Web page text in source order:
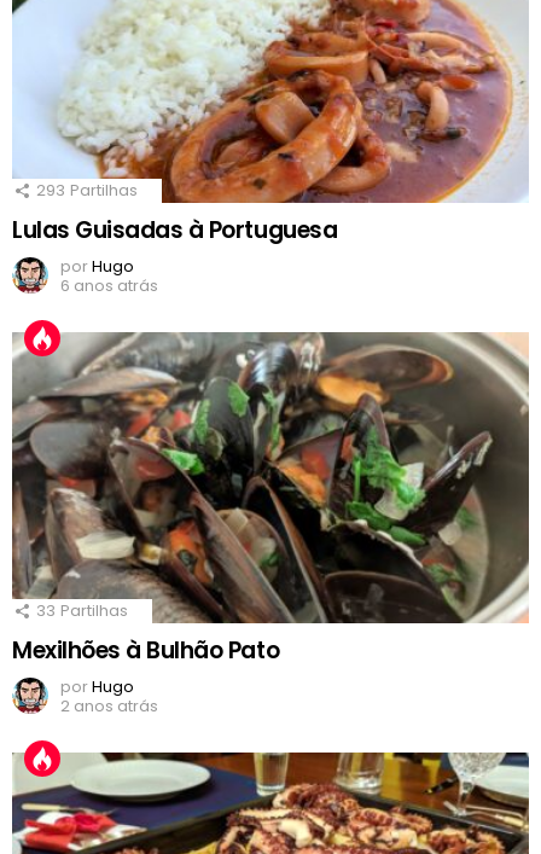
293 Partilhas
Lulas Guisadas à Portuguesa
porHugo
6 anos atrás
33 Partilhas
Mexilhões à Bulhão Pato
porHugo
2 anos atrás